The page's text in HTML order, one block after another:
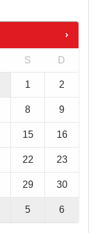
S D
1 2
8 9
15 16
22 23
29 30
5 6